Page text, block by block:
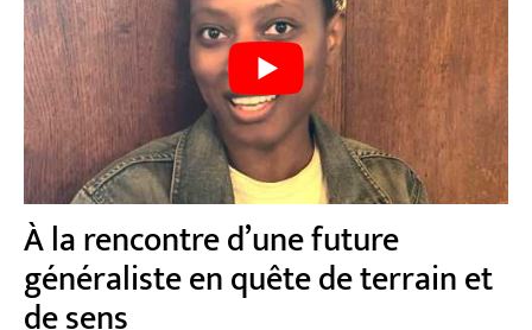
À la rencontre d’une future
généraliste en quête de terrain et